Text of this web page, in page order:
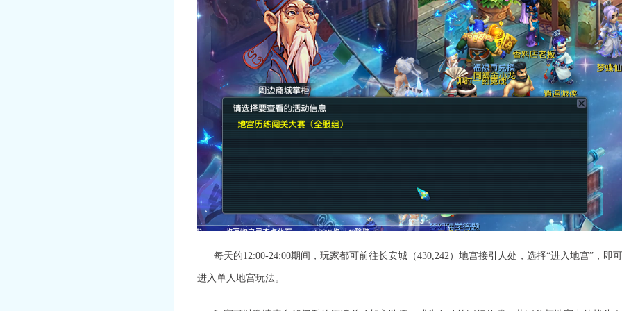
每天的12:00-24:00期间，玩家都可前往长安城（430,242）地宫接引人处，选择“进入地宫”，即
进入单人地宫玩法。